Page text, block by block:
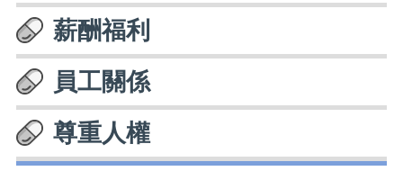
薪酬福利
員工關係
尊重人權